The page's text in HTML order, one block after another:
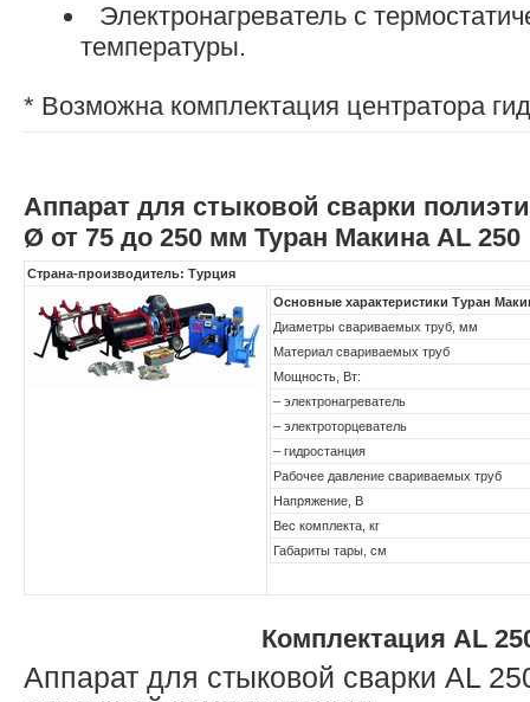
Электронагреватель с
температуры.
* Возможна комплектация центратора
Аппарат для стыковой сварки
Ø от 75 до 250 мм Туран Макина AL 250
Страна-производитель: Турция
Основные характеристики Туран
Диаметры свариваемых труб, мм
Материал свариваемых труб
Мощность, Вт:
– электронагреватель
– электроторцеватель
– гидростанция
Рабочее давление свариваемых труб
Напряжение, В
Вес комплекта, кг
Габариты тары, см
Комплектация AL
Аппарат для стыковой сварки AL